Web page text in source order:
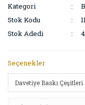
Kategori
Stok Kodu
Stok Adedi
Seçenekler